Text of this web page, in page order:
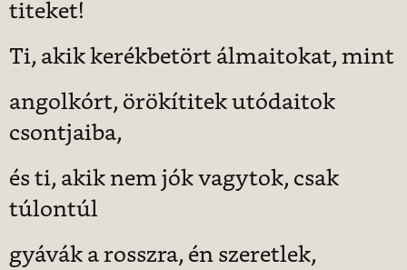
titeket!
Ti, akik kerékbetört álmaitokat, mint
angolkórt, örökítitek utódaitok
csontjaiba,
és ti, akik nem jók vagytok, csak
túlontúl
gyávák a rosszra, én szeretlek,